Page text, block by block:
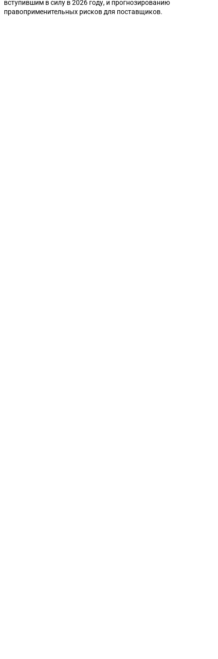
вступившим в силу в 2026 году, и прогнозированию
правоприменительных рисков для поставщиков.